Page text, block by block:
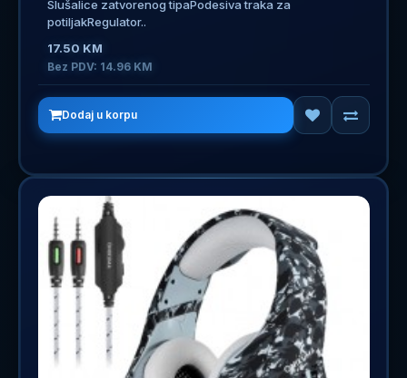
Slušalice zatvorenog tipaPodesiva traka za
potiljakRegulator..
17.50 KM
Bez PDV: 14.96 KM
Dodaj u korpu